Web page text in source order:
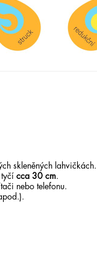
skleněných lahvičkách.
tyčícca 30 cm
nebo telefonu.